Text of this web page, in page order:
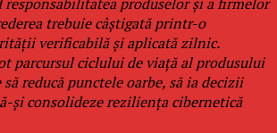
trebuie câștigată printr-o
verificabilă și aplicată zilnic.
parcursul ciclului de viață al produsului
reducă punctele oarbe, să ia decizii
și consolideze reziliența cibernetică